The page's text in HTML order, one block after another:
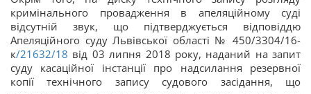
кримінального провадження в апеляційному суді
відсутній звук, що підтверджується відповіддю
Апеляційного суду Львівської області № 450/3304/16-
к/21632/18 від 03 липня 2018 року, наданий на запит
суду касаційної інстанції про надсилання резервної
копії технічного запису судового засідання, що